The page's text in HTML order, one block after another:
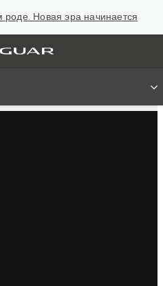
роде. Новая эра начинается